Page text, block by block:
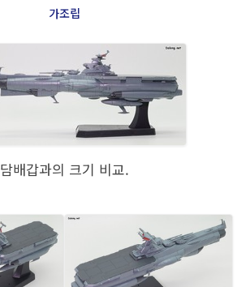
가조립
담배갑과의 크기 비교.